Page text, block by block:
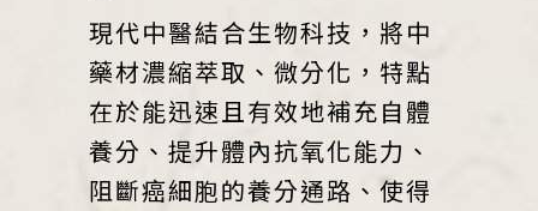
現代中醫結合生物科技，將中
藥材濃縮萃取、微分化，特點
在於能迅速且有效地補充自體
養分、提升體內抗氧化能力、
阻斷癌細胞的養分通路、使得